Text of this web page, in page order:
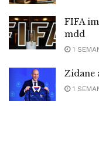
FIFA
mdd
1
Zidane
1